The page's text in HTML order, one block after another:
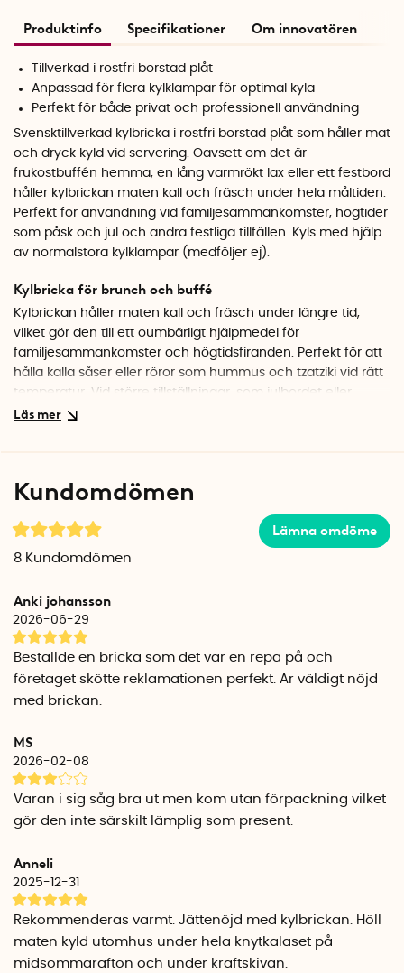
Produktinfo Specifikationer Om innovatören
Tillverkad i rostfri borstad plåt
Anpassad för flera kylklampar för optimal kyla
Perfekt för både privat och professionell användning
Svensktillverkad kylbricka i rostfri borstad plåt som håller mat
och dryck kyld vid servering. Oavsett om det är
frukostbuffén hemma, en lång varmrökt lax eller ett festbord
håller kylbrickan maten kall och fräsch under hela måltiden.
Perfekt för användning vid familjesammankomster, högtider
som påsk och jul och andra festliga tillfällen. Kyls med hjälp
av normalstora kylklampar (medföljer ej).
Kylbricka för brunch och buffé
Kylbrickan håller maten kall och fräsch under längre tid,
vilket gör den till ett oumbärligt hjälpmedel för
familjesammankomster och högtidsfiranden. Perfekt för att
hålla kalla såser eller röror som hummus och tzatziki vid rätt
temperatur. Vid större tillställningar, som julbordet eller
midsommarfesten, passar den utmärkt för att hålla sill, lax
Kylbrickan rostfria plåt kyls enkelt med hjälp av traditionella
kylklampar (medföljer ej), vilket ger lång och jämn kylning.
Kylbrickan kan enkelt torkas av med rengöringsmedel eller
diskas i diskmaskin. Kylbrickan levereras med silikontassar
som monteras under plattan för att skydda underlaget och
ge stabilitet.
en disksvamp och vanligt diskmedel. Undvik stålull för att
bibehålla plåtens stilrena finish.
Specifikationer
Vikt, rektangulär small: 1,2 kg
Vikt, rektangulär large: 1,6 kg
Vikt, kvadratisk: 1,5 kg
Längd, rektangulär small: 38 cm
Längd, rektangulär large: 63 cm
Bredd, rektangulär small: 18 cm
Kundomdömen
Lämna omdöme
8 Kundomdömen
Anki johansson
2026-06-29
Beställde en bricka som det var en repa på och
företaget skötte reklamationen perfekt. Är väldigt nöjd
med brickan.
MS
2026-02-08
Varan i sig såg bra ut men kom utan förpackning vilket
gör den inte särskilt lämplig som present.
Anneli
2025-12-31
Rekommenderas varmt. Jättenöjd med kylbrickan. Höll
maten kyld utomhus under hela knytkalaset på
midsommarafton och under kräftskivan.